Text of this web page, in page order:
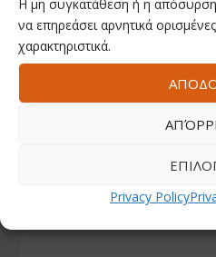
Η μη συγκατάθεση ή η
να επηρεάσει αρνητικά
χαρακτηριστικά.
Privacy Policy
Facebook